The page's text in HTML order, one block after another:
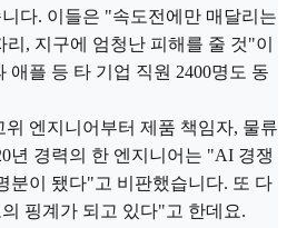
다. 이들은 "속도전에만 매달리는
, 지구에 엄청난 피해를 줄 것"이
애플 등 타 기업 직원 2400명도 동
엔지니어부터 제품 책임자, 물류
년 경력의 한 엔지니어는 "AI 경쟁
분이 됐다"고 비판했습니다. 또 다
핑계가 되고 있다"고 한데요.